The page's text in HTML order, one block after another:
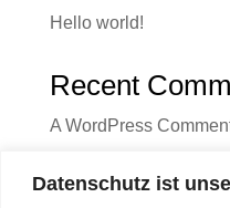
Datenschutz ist
Hello world!
Recent
A WordPress